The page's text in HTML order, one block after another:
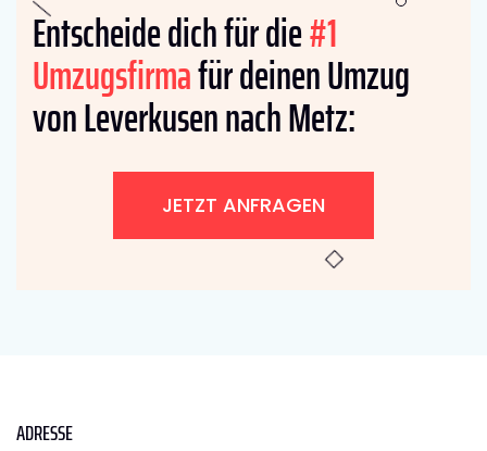
Entscheide dich für die#1
Umzugsfirmafür deinen Umzug
von Leverkusen nach Metz:
JETZT ANFRAGEN
ADRESSE